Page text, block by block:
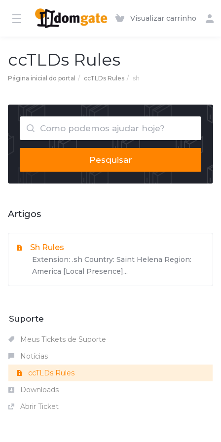
Visualizar carrinho
ccTLDs Rules
Página inicial do portal ccTLDs Rules sh
Pesquisar
Artigos
Sh Rules
Extension: .sh Country: Saint Helena Region:
America [Local Presence]...
Suporte
Meus Tickets de Suporte
Notícias
ccTLDs Rules
Downloads
Abrir Ticket